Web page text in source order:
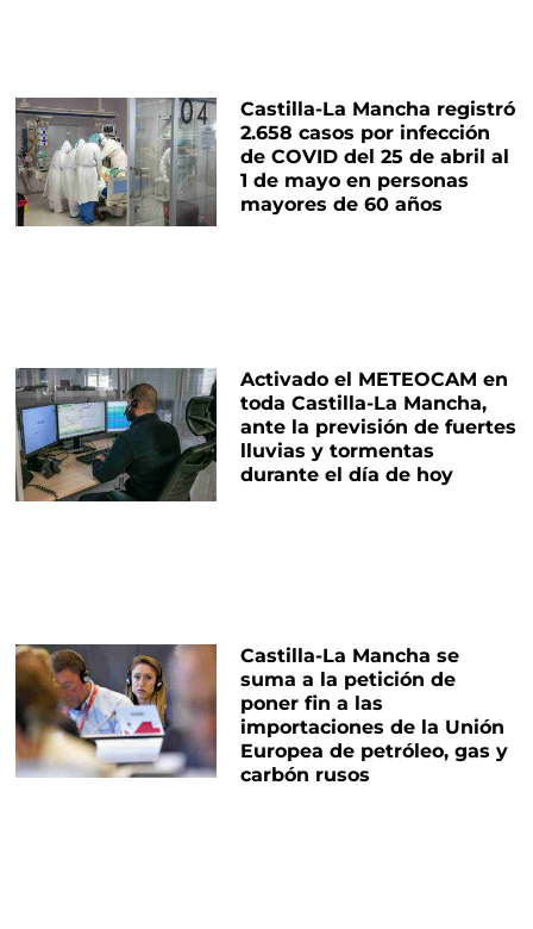
Castilla-La Mancha registró
2.658 casos por infección
de COVID del 25 de abril al
1 de mayo en personas
mayores de 60 años
Activado el METEOCAM en
toda Castilla-La Mancha,
ante la previsión de fuertes
lluvias y tormentas
durante el día de hoy
Castilla-La Mancha se
suma a la petición de
poner fin a las
importaciones de la Unión
Europea de petróleo, gas y
carbón rusos